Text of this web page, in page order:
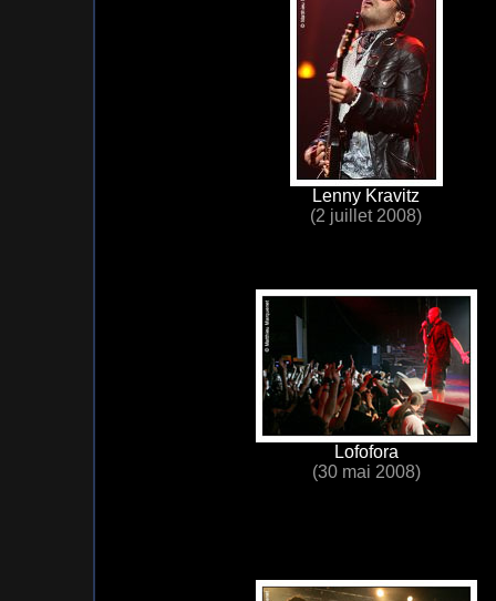
Lenny Kravitz
(2 juillet 2008)
Lofofora
(30 mai 2008)